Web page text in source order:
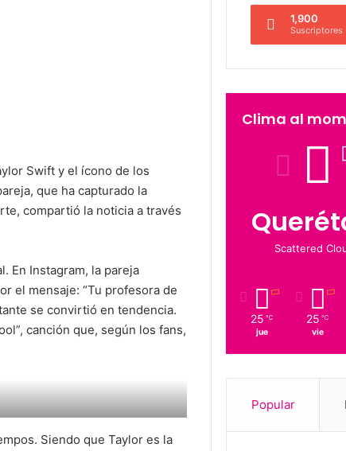
Swift y el ícono de los
que ha capturado la
compartió la noticia a través
En Instagram, la pareja
el mensaje: “Tu profesora de
se convirtió en tendencia.
canción que, según los fans,
Siendo que Taylor es la
1,900
Suscriptores
Clima al
Scattered
25 ℃
jue
25 ℃
vie
Popular